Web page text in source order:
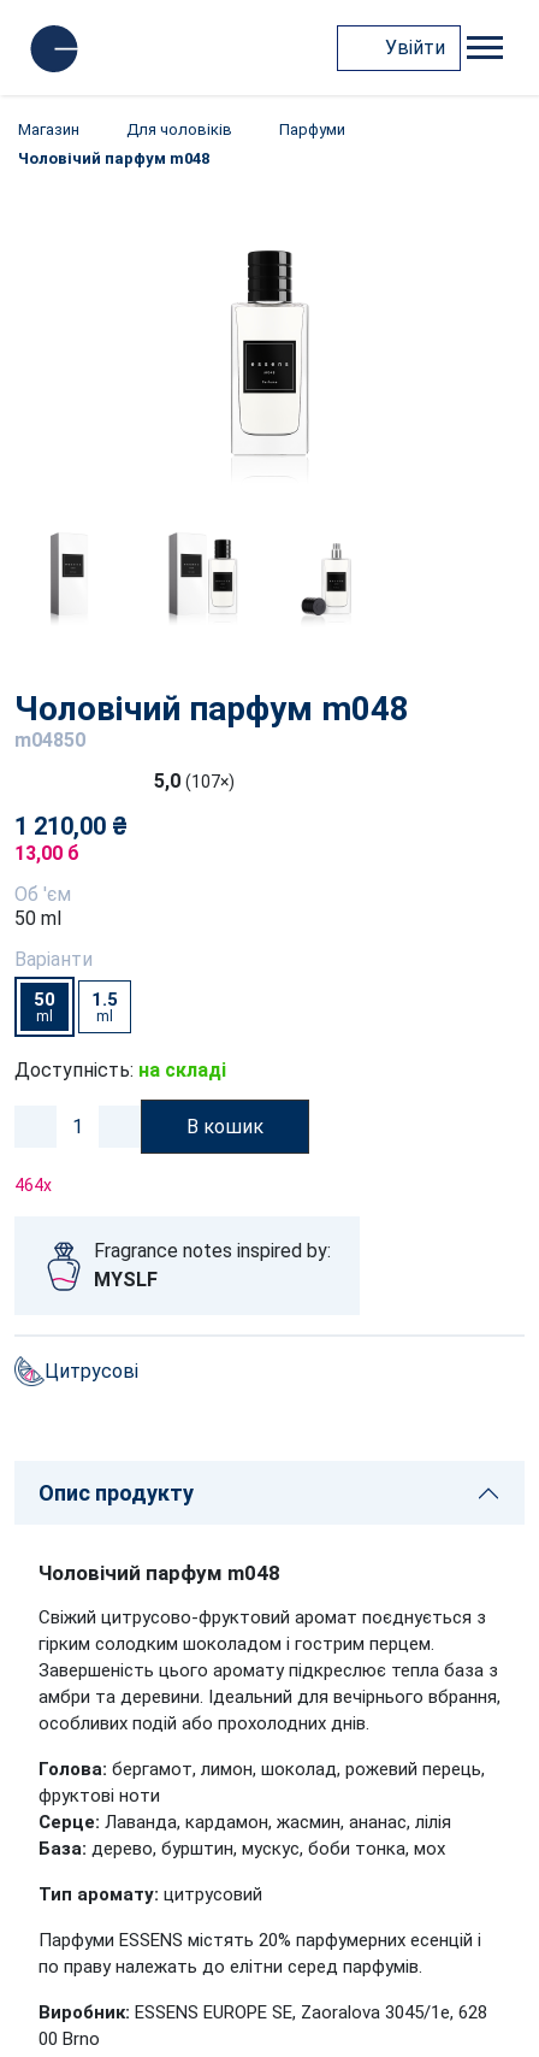
Увійти
Магазин Для чоловіків
Парфуми
Чоловічий парфум m048
Чоловічий парфум m048
m04850
5,0 (107×)
1 210,00 ₴
13,00 б
Об 'єм
50 ml
Варіанти
50
ml
1.5
ml
Доступність: на складі
В кошик
464x
Fragrance notes inspired by:
MYSLF
Цитрусові
Опис продукту
Чоловічий парфум m048
Свіжий цитрусово-фруктовий аромат поєднується з
гірким солодким шоколадом і гострим перцем.
Завершеність цього аромату підкреслює тепла база з
амбри та деревини. Ідеальний для вечірнього вбрання,
особливих подій або прохолодних днів.
Голова: бергамот, лимон, шоколад, рожевий перець,
фруктові ноти
Серце: Лаванда, кардамон, жасмин, ананас, лілія
База: дерево, бурштин, мускус, боби тонка, мох
Тип аромату: цитрусовий
Парфуми ESSENS містять 20% парфумерних есенцій і
по праву належать до елітни серед парфумів.
Виробник: ESSENS EUROPE SE, Zaoralova 3045/1e, 628
00 Brno